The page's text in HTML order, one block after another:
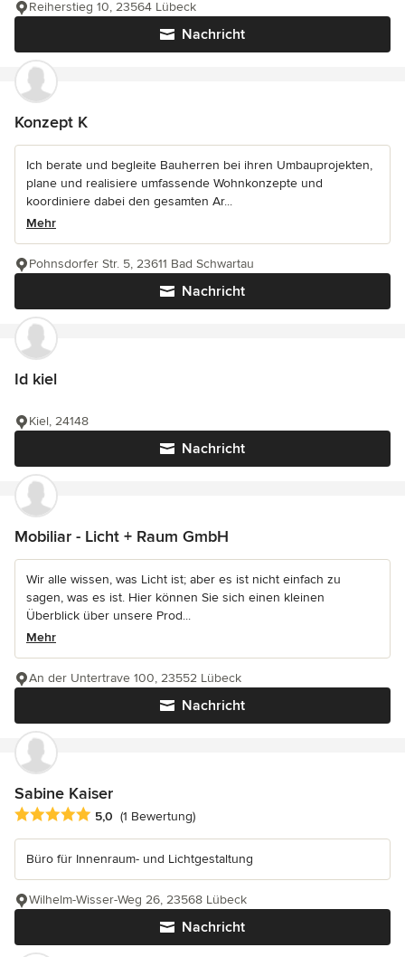
Nachricht
Reiherstieg 10, 23564 Lübeck
Konzept K
Ich berate und begleite Bauherren bei ihren Umbauprojekten,
plane und realisiere umfassende Wohnkonzepte und
koordiniere dabei den gesamten Ar...
Mehr
Nachricht
Pohnsdorfer Str. 5, 23611 Bad Schwartau
Id kiel
Nachricht
Kiel, 24148
Mobiliar - Licht + Raum GmbH
Wir alle wissen, was Licht ist; aber es ist nicht einfach zu
sagen, was es ist. Hier können Sie sich einen kleinen
Überblick über unsere Prod...
Mehr
Nachricht
An der Untertrave 100, 23552 Lübeck
Sabine Kaiser
Durchschnittliche Bewertung: 5 von 5 Sternen
5,0 (1 Bewertung)
Büro für Innenraum- und Lichtgestaltung
Nachricht
Wilhelm-Wisser-Weg 26, 23568 Lübeck